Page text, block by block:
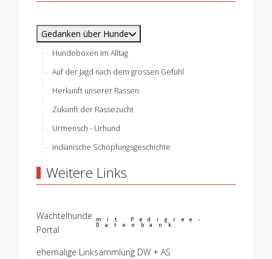
Gedanken über Hunde
Hundeboxen im Alltag
Auf der Jagd nach dem grossen Gefühl
Herkunft unserer Rassen
Zukunft der Rassezucht
Urmensch - Urhund
indianische Schöpfungsgeschichte
Weitere Links
Wachtelhunde
Portal
mit Pedigree-
Datenbank
ehemalige Linksammlung DW + AS